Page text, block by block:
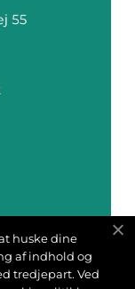
huske dine
af indhold og
tredjepart. Ved